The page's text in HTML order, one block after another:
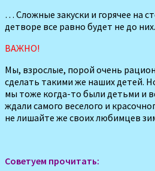
… Сложные закуски и горячее на
детворе все равно будет не до них.
ВАЖНО!
Мы, взрослые, порой очень
сделать такими же наших детей.
мы тоже когда-то были детьми и
ждали самого веселого и
не лишайте же своих любимцев
Советуем прочитать: